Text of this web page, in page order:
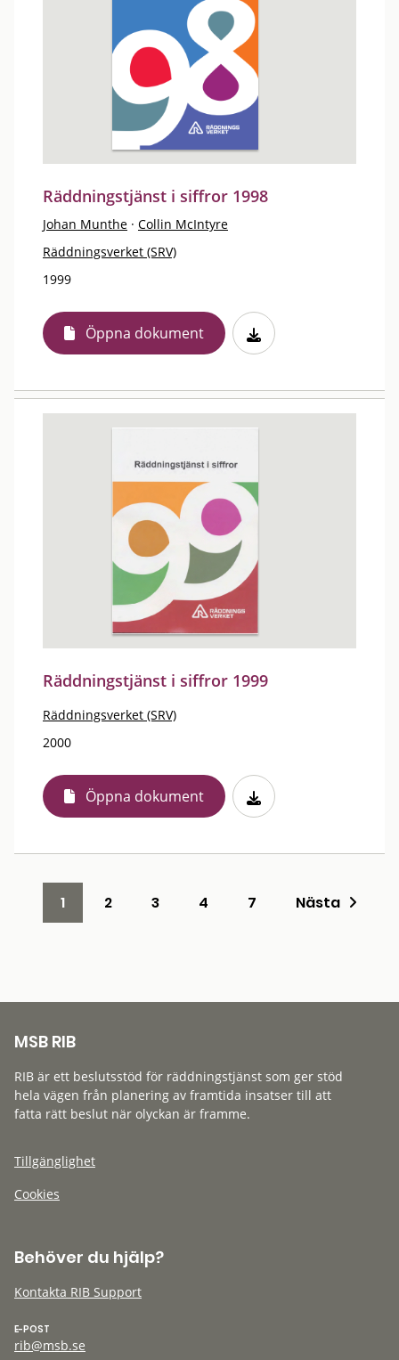
Räddningstjänst i siffror 1998
Johan Munthe · Collin McIntyre
Räddningsverket (SRV)
1999
Öppna dokument
Räddningstjänst i siffror 1999
Räddningsverket (SRV)
2000
Öppna dokument
1 2 3 4 7 Nästa
MSB RIB
RIB är ett beslutsstöd för räddningstjänst som ger stöd
hela vägen från planering av framtida insatser till att
fatta rätt beslut när olyckan är framme.
Tillgänglighet
Cookies
Behöver du hjälp?
Kontakta RIB Support
E-POST
rib@msb.se